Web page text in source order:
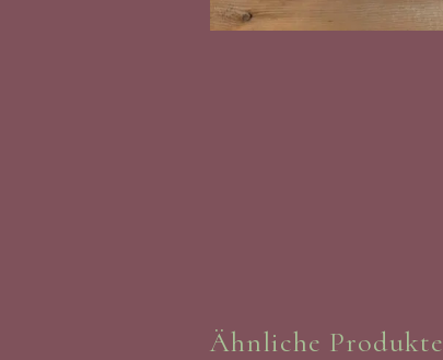
Ähnliche Produkte